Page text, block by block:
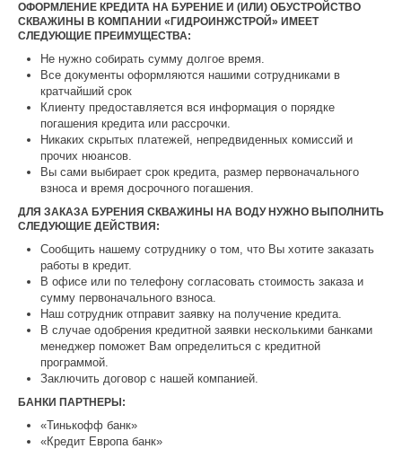
ОФОРМЛЕНИЕ КРЕДИТА НА БУРЕНИЕ И (ИЛИ) ОБУСТРОЙСТВО
СКВАЖИНЫ В КОМПАНИИ «ГИДРОИНЖСТРОЙ» ИМЕЕТ
СЛЕДУЮЩИЕ ПРЕИМУЩЕСТВА:
Не нужно собирать сумму долгое время.
Все документы оформляются нашими сотрудниками в
кратчайший срок
Клиенту предоставляется вся информация о порядке
погашения кредита или рассрочки.
Никаких скрытых платежей, непредвиденных комиссий и
прочих нюансов.
Вы сами выбирает срок кредита, размер первоначального
взноса и время досрочного погашения.
ДЛЯ ЗАКАЗА БУРЕНИЯ СКВАЖИНЫ НА ВОДУ НУЖНО ВЫПОЛНИТЬ
СЛЕДУЮЩИЕ ДЕЙСТВИЯ:
Сообщить нашему сотруднику о том, что Вы хотите заказать
работы в кредит.
В офисе или по телефону согласовать стоимость заказа и
сумму первоначального взноса.
Наш сотрудник отправит заявку на получение кредита.
В случае одобрения кредитной заявки несколькими банками
менеджер поможет Вам определиться с кредитной
программой.
Заключить договор с нашей компанией.
БАНКИ ПАРТНЕРЫ:
«Тинькофф банк»
«Кредит Европа банк»